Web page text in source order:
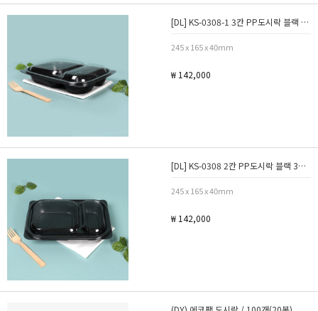
[DL] KS-0308-1 3칸 PP도시락 블랙 380세트
245 x 165 x 40mm
₩ 142,000
[DL] KS-0308 2칸 PP도시락 블랙 380세트
245 x 165 x 40mm
₩ 142,000